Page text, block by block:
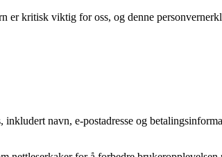
er kritisk viktig for oss, og denne
navn, e-postadresse og